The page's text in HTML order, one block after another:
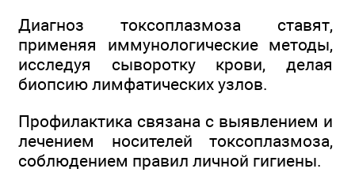
Диагноз токсоплазмоза ставят,
применяя иммунологические методы,
исследуя сыворотку крови, делая
биопсию лимфатических узлов.
Профилактика связана с выявлением и
лечением носителей токсоплазмоза,
соблюдением правил личной гигиены.